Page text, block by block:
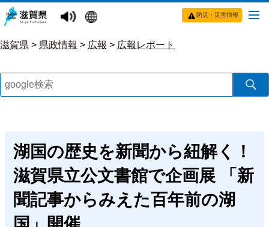
防災・災害情報
滋賀県 > 県政情報 > 広報 > 広報レポート
湖国の歴史を新聞から紐解く！
滋賀県立公文書館で企画展 「新
聞記事からみえた百年前の湖